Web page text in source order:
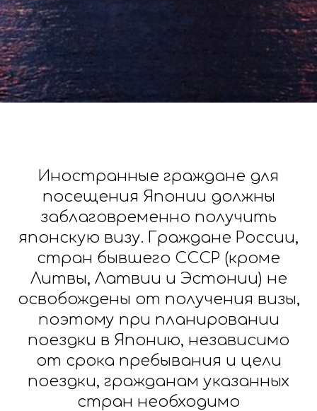
Иностранные граждане для
посещения Японии должны
заблаговременно получить
японскую визу. Граждане России,
стран бывшего СССР (кроме
Литвы, Латвии и Эстонии) не
освобождены от получения визы,
поэтому при планировании
поездки в Японию, независимо
от срока пребывания и цели
поездки, гражданам указанных
стран необходимо